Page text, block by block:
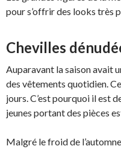
pour s’offrir des looks très
Chevilles
Auparavant la saison avait
des vêtements quotidien.
jours. C’est pourquoi il est
jeunes portant des pièces
Malgré le froid de